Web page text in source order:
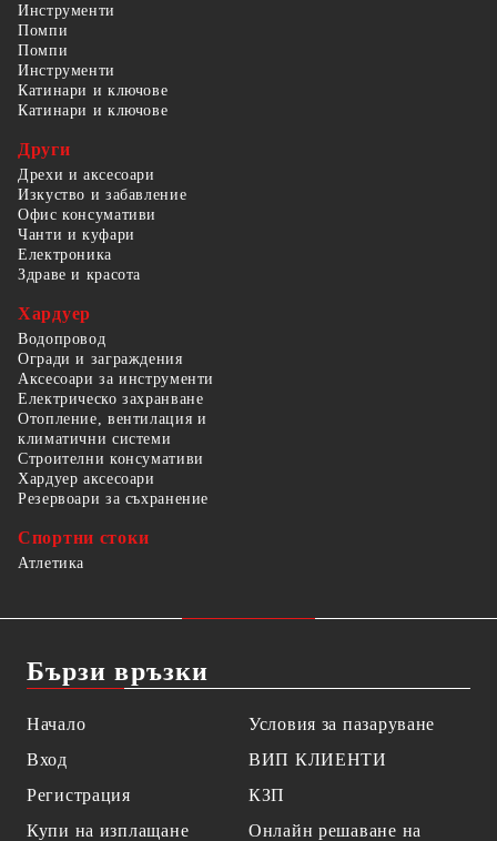
Инструменти
Помпи
Помпи
Инструменти
Катинари и ключове
Катинари и ключове
Други
Дрехи и аксесоари
Изкуство и забавление
Офис консумативи
Чанти и куфари
Електроника
Здраве и красота
Хардуер
Водопровод
Огради и заграждения
Аксесоари за инструменти
Електрическо захранване
Отопление, вентилация и
климатични системи
Строителни консумативи
Хардуер аксесоари
Резервоари за съхранение
Спортни стоки
Атлетика
Бързи връзки
Начало
Вход
Регистрация
Купи на изплащане
Условия за пазаруване
ВИП КЛИЕНТИ
КЗП
Онлайн решаване на